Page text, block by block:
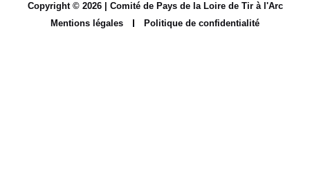
Copyright © 2026 | Comité de Pays de la Loire de Tir à l'Arc
Mentions légales
Politique de confidentialité